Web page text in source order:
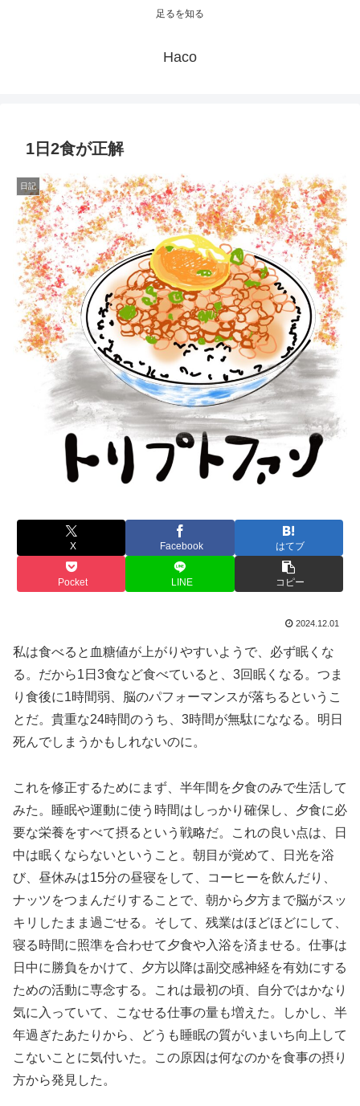
足るを知る
Haco
1日2食が正解
日記
X Facebook はてブ
Pocket LINE コピー
2024.12.01
私は食べると血糖値が上がりやすいようで、必ず眠くな
る。だから1日3食など食べていると、3回眠くなる。つま
り食後に1時間弱、脳のパフォーマンスが落ちるというこ
とだ。貴重な24時間のうち、3時間が無駄にななる。明日
死んでしまうかもしれないのに。
これを修正するためにまず、半年間を夕食のみで生活して
みた。睡眠や運動に使う時間はしっかり確保し、夕食に必
要な栄養をすべて摂るという戦略だ。これの良い点は、日
中は眠くならないということ。朝目が覚めて、日光を浴
び、昼休みは15分の昼寝をして、コーヒーを飲んだり、
ナッツをつまんだりすることで、朝から夕方まで脳がスッ
キリしたまま過ごせる。そして、残業はほどほどにして、
寝る時間に照準を合わせて夕食や入浴を済ませる。仕事は
日中に勝負をかけて、夕方以降は副交感神経を有効にする
ための活動に専念する。これは最初の頃、自分ではかなり
気に入っていて、こなせる仕事の量も増えた。しかし、半
年過ぎたあたりから、どうも睡眠の質がいまいち向上して
こないことに気付いた。この原因は何なのかを食事の摂り
方から発見した。